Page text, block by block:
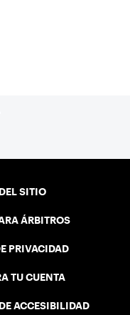
SITIO
ÁRBITROS
PRIVACIDAD
TU CUENTA
ACCESIBILIDAD